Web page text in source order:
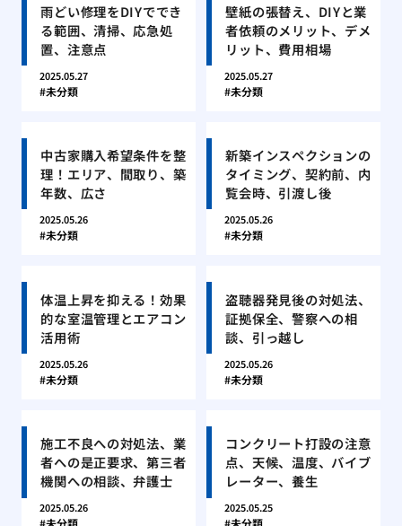
雨どい修理をDIYででき
る範囲、清掃、応急処
置、注意点
2025.05.27
未分類
壁紙の張替え、DIYと業
者依頼のメリット、デメ
リット、費用相場
2025.05.27
未分類
中古家購入希望条件を整
理！エリア、間取り、築
年数、広さ
2025.05.26
未分類
新築インスペクションの
タイミング、契約前、内
覧会時、引渡し後
2025.05.26
未分類
体温上昇を抑える！効果
的な室温管理とエアコン
活用術
2025.05.26
未分類
盗聴器発見後の対処法、
証拠保全、警察への相
談、引っ越し
2025.05.26
未分類
施工不良への対処法、業
者への是正要求、第三者
機関への相談、弁護士
2025.05.26
未分類
コンクリート打設の注意
点、天候、温度、バイブ
レーター、養生
2025.05.25
未分類